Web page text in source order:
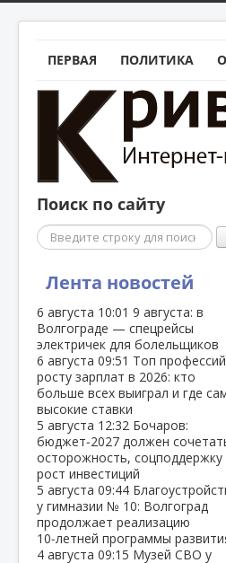
ПЕРВАЯ ПОЛИТИКА
Поиск по сайту
Поиск
Лента новостей
6 августа 10:01 9 августа: в
Волгограде — спецрейсы
электричек для болельщиков
6 августа 09:51 Топ
росту зарплат в 2026: кто
больше всех выиграл и где
высокие ставки
5 августа 12:32 Бочаров:
бюджет‑2027 должен
осторожность, соцподдержку
рост инвестиций
5 августа 09:44
у гимназии № 10: Волгоград
продолжает реализацию
10‑летней программы
4 августа 09:15 Музей СВО у